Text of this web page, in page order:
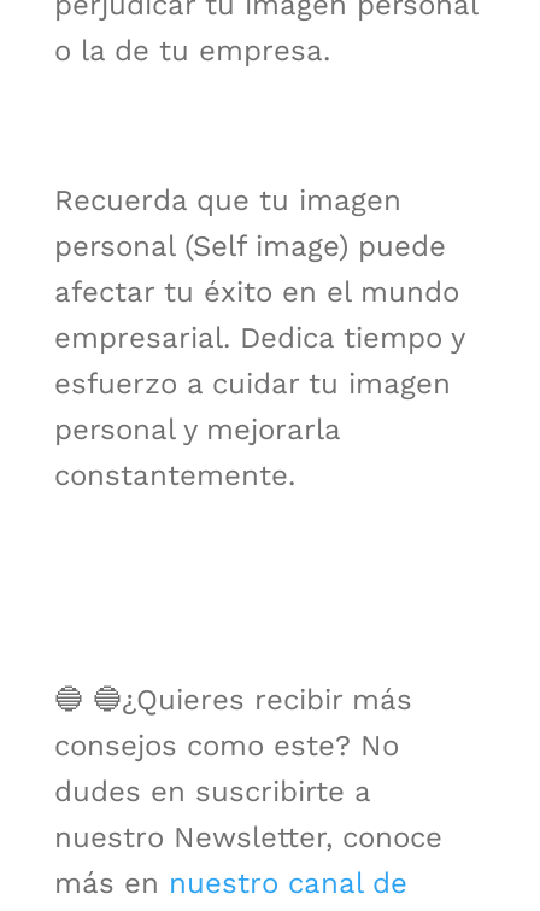
o la de tu empresa.
Recuerda que tu imagen
personal (Self image) puede
afectar tu éxito en el mundo
empresarial. Dedica tiempo y
esfuerzo a cuidar tu imagen
personal y mejorarla
constantemente.
🔵 🔵¿Quieres recibir más
consejos como este? No
dudes en suscribirte a
nuestro Newsletter, conoce
más en nuestro canal de